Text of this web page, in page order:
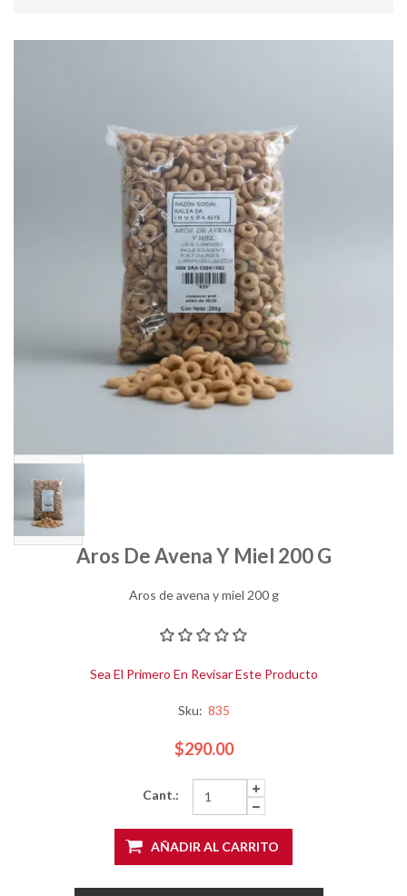
Aros De Avena Y Miel 200 G
Aros de avena y miel 200 g
Sea El Primero En Revisar Este Producto
Sku: 835
$290.00
Cant.:
AÑADIR AL CARRITO